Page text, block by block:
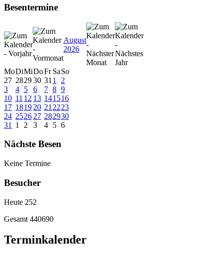
Besentermine
August
2026
MoDiMiDoFr SaSo
27 282930 31 1
2
3
4 5 6 7 8 9
10 11 12 13 141516
17 1819 20 21 2223
24 2526 27 282930
31
1 2 3 4 5 6
Nächste Besen
Keine Termine
Besucher
Heute 252
Gesamt 440690
Terminkalender